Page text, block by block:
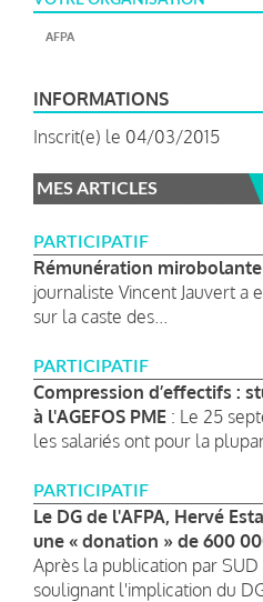
AFPA
INFORMATIONS
Inscrit(e) le 04/03/2015
MES ARTICLES
PARTICIPATIF
Rémunération
journaliste Vincent Jauvert a
sur la caste des...
PARTICIPATIF
Compression d’effectifs :
à l'AGEFOS PME : Le 25
les salariés ont pour la
PARTICIPATIF
Le DG de l'AFPA, Hervé
une « donation » de 600
Après la publication par SUD
soulignant l'implication du DG